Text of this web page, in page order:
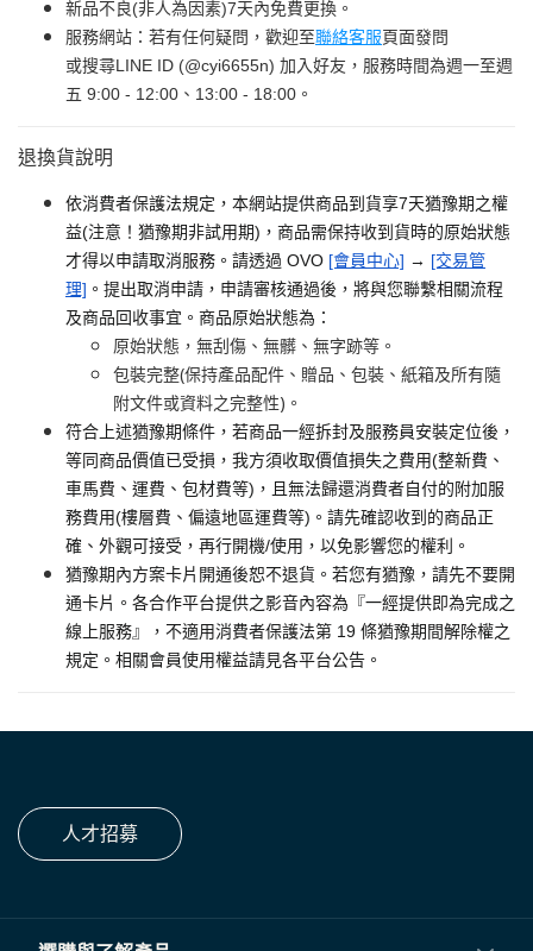
新品不良(非人為因素)7天內免費更換。
服務網站：若有任何疑問，歡迎至聯絡客服頁面發問
或搜尋LINE ID (@cyi6655n) 加入好友，服務時間為週一至週
五 9:00 - 12:00、13:00 - 18:00。
退換貨說明
依消費者保護法規定，本網站提供商品到貨享7天猶豫期之權
益(注意！猶豫期非試用期)，商品需保持收到貨時的原始狀態
才得以申請取消服務。請透過 OVO [會員中心] → [交易管
理] 。提出取消申請，申請審核通過後，將與您聯繫相關流程
及商品回收事宜。商品原始狀態為：
原始狀態，無刮傷、無髒、無字跡等。
包裝完整(保持產品配件、贈品、包裝、紙箱及所有隨
附文件或資料之完整性)。
符合上述猶豫期條件，若商品一經拆封及服務員安裝定位後，
等同商品價值已受損，我方須收取價值損失之費用(整新費、
車馬費、運費、包材費等)，且無法歸還消費者自付的附加服
務費用(樓層費、偏遠地區運費等)。請先確認收到的商品正
確、外觀可接受，再行開機/使用，以免影響您的權利。
猶豫期內方案卡片開通後恕不退貨。若您有猶豫，請先不要開
通卡片。各合作平台提供之影音內容為『一經提供即為完成之
線上服務』，不適用消費者保護法第 19 條猶豫期間解除權之
規定。相關會員使用權益請見各平台公告。
人才招募